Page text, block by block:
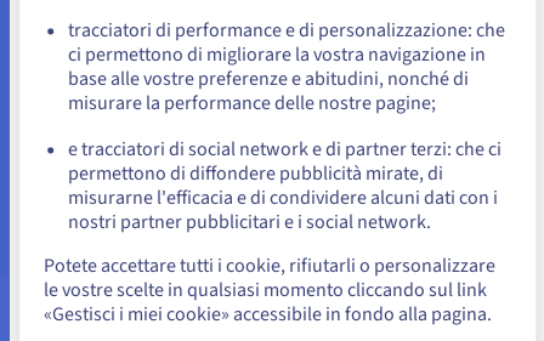
Livelli di supporto
Il nostro team è raggiungibile tramite live chat, ticket
e telefono. Adatta il tuo livello di supporto in base
alle necessità di accompagnamento.
Scopri di più
us.ovhcloud.com/
Inglese USD - $
o
Resta sul sito web attuale
Seleziona un altro sito web
tracciatori di performance e di personalizzazione: che
ci permettono di migliorare la vostra navigazione in
base alle vostre preferenze e abitudini, nonché di
misurare la performance delle nostre pagine;
e tracciatori di social network e di partner terzi: che ci
permettono di diffondere pubblicità mirate, di
misurarne l'efficacia e di condividere alcuni dati con i
nostri partner pubblicitari e i social network.
Potete accettare tutti i cookie, rifiutarli o personalizzare
le vostre scelte in qualsiasi momento cliccando sul link
«Gestisci i miei cookie» accessibile in fondo alla pagina.